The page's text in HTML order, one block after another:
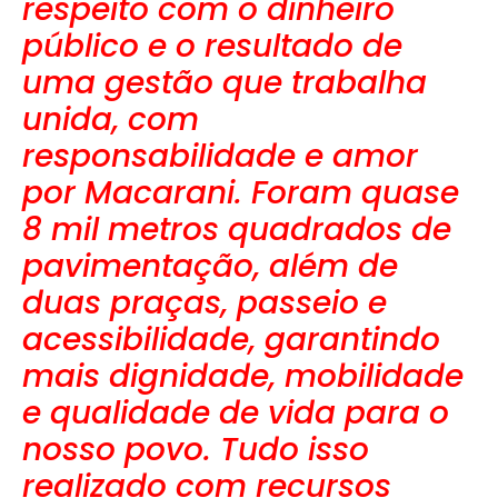
respeito com o dinheiro
público e o resultado de
uma gestão que trabalha
unida, com
responsabilidade e amor
por Macarani. Foram quase
8 mil metros quadrados de
pavimentação, além de
duas praças, passeio e
acessibilidade, garantindo
mais dignidade, mobilidade
e qualidade de vida para o
nosso povo. Tudo isso
realizado com recursos